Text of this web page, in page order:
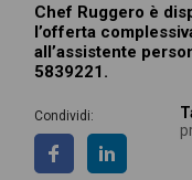
Chef Ruggero è
l’offerta
all’assistente
5839221.
Condividi: